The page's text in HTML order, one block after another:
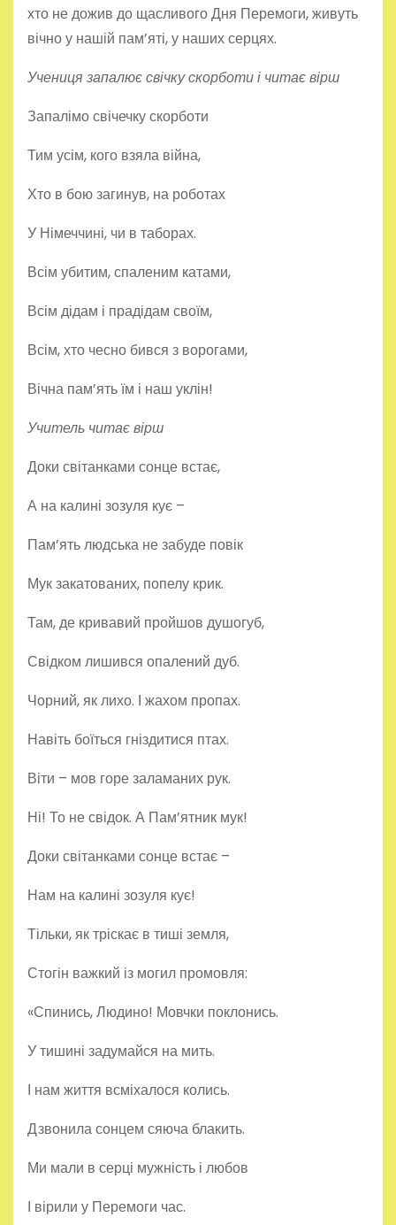
хто не дожив до щасливого Дня Перемоги, живуть
вічно у нашій пам’яті, у наших серцях.
Учениця запалює свічку скорботи і читає вірш
Запалімо свічечку скорботи
Тим усім, кого взяла війна,
Хто в бою загинув, на роботах
У Німеччині, чи в таборах.
Всім убитим, спаленим катами,
Всім дідам і прадідам своїм,
Всім, хто чесно бився з ворогами,
Вічна пам’ять їм і наш уклін!
Учитель читає вірш
Доки світанками сонце встає,
А на калині зозуля кує –
Пам’ять людська не забуде повік
Мук закатованих, попелу крик.
Там, де кривавий пройшов душогуб,
Свідком лишився опалений дуб.
Чорний, як лихо. І жахом пропах.
Навіть боїться гніздитися птах.
Віти – мов горе заламаних рук.
Ні! То не свідок. А Пам’ятник мук!
Доки світанками сонце встає –
Нам на калині зозуля кує!
Тільки, як тріскає в тиші земля,
Стогін важкий із могил промовля:
«Спинись, Людино! Мовчки поклонись.
У тишині задумайся на мить.
І нам життя всміхалося колись.
Дзвонила сонцем сяюча блакить.
Ми мали в серці мужність і любов
І вірили у Перемоги час.